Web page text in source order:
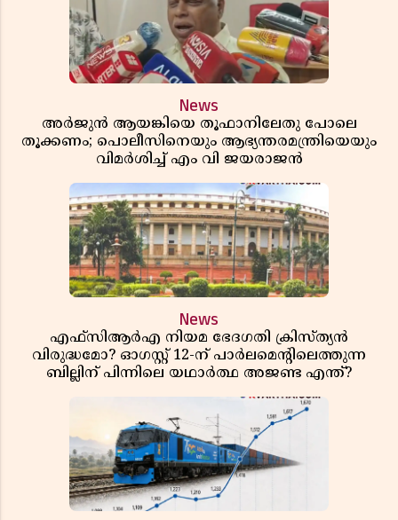
News
അർജുൻ ആയങ്കിയെ തൂഫാനിലേതു പോലെ
തൂക്കണം; പൊലീസിനെയും ആഭ്യന്തരമന്ത്രിയെയും
വിമർശിച്ച് എം വി ജയരാജൻ
News
എഫ്സിആർഎ നിയമ ഭേദഗതി ക്രിസ്ത്യൻ
വിരുദ്ധമോ? ഓഗസ്റ്റ് 12-ന് പാർലമെന്റിലെത്തുന്ന
ബില്ലിന് പിന്നിലെ യഥാർത്ഥ അജണ്ട എന്ത്?